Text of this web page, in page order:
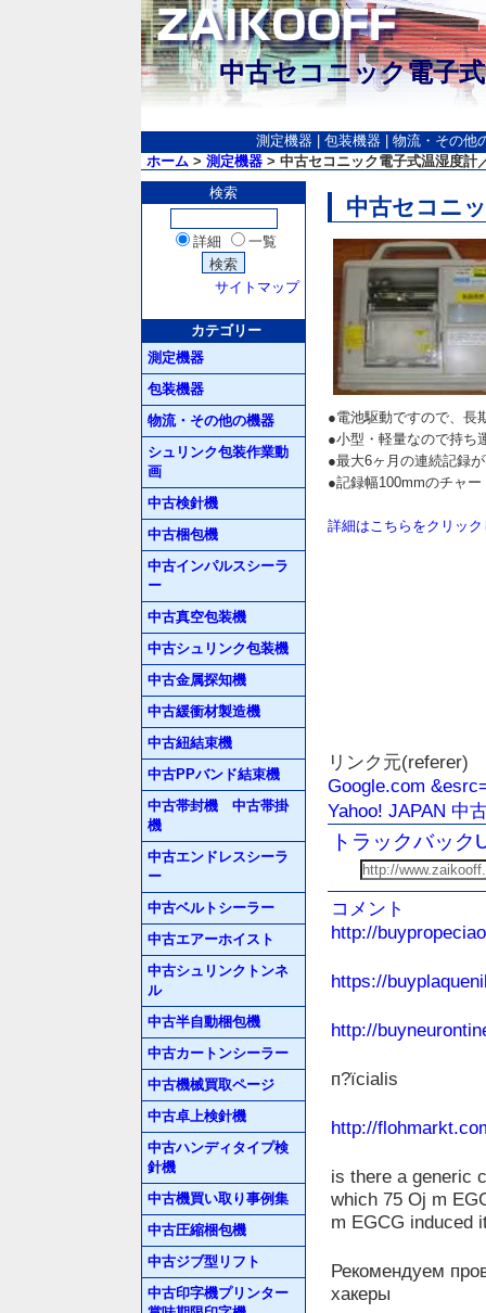
中古セコニック電子
測定機器 包装機器
物流・その他
ホーム > 測定機器 > 中古セコニック電子式温湿度
検索
詳細 一覧
サイトマップ
カテゴリー
測定機器
包装機器
物流・その他の機器
シュリンク包装作業動
画
中古検針機
中古梱包機
中古インパルスシーラ
ー
中古真空包装機
中古シュリンク包装機
中古金属探知機
中古緩衝材製造機
中古紐結束機
中古PPバンド結束機
中古帯封機 中古帯掛
機
中古エンドレスシーラ
ー
中古ベルトシーラー
中古エアーホイスト
中古シュリンクトンネ
ル
中古半自動梱包機
中古カートンシーラー
中古機械買取ページ
中古卓上検針機
中古ハンディタイプ検
針機
中古機買い取り事例集
中古圧縮梱包機
中古ジブ型リフト
中古印字機プリンター
中古セコニ
●電池駆動ですので、長
●小型・軽量なので持ち
●最大6ヶ月の連続記録
●記録幅100mmのチャ
詳細はこちらをクリッ
リンク元(referer)
Google.com
Yahoo! JAPAN 中
トラックバック
コメント
http://
https://
http://
п?їcialis
http://
is there a generic
which 75 Ој m
m EGCG induced
Рекомендуем
хакеры